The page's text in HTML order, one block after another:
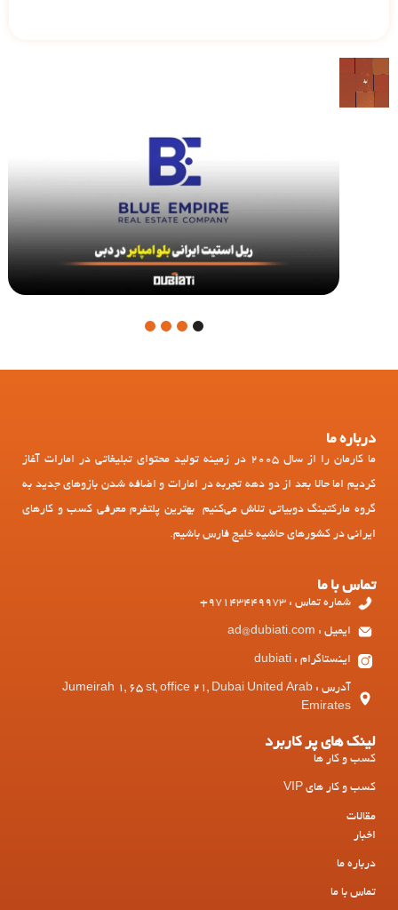
1
درباره ما
ما کارمان را از سال 2005 در زمینه تولید محتوای تبلیغاتی در امارات آغاز
کردیم اما حالا بعد از دو دهه تجربه در امارات و اضافه شدن بازوهای جدید به
گروه مارکتینگ دوبیاتی تلاش می‌کنیم بهترین پلتفرم معرفی کسب و کارهای
ایرانی در کشورهای حاشیه خلیج فارس باشیم.
تماس با ما
شماره تماس : 97143449973+
ایمیل : ad@dubiati.com
اینستاگرام : dubiati
آدرس : Jumeirah 1, 65 st, office 21, Dubai United Arab
Emirates
لینک های پر کاربرد
کسب و کار ها
کسب و کار های VIP
مقالات
اخبار
درباره ما
تماس با ما